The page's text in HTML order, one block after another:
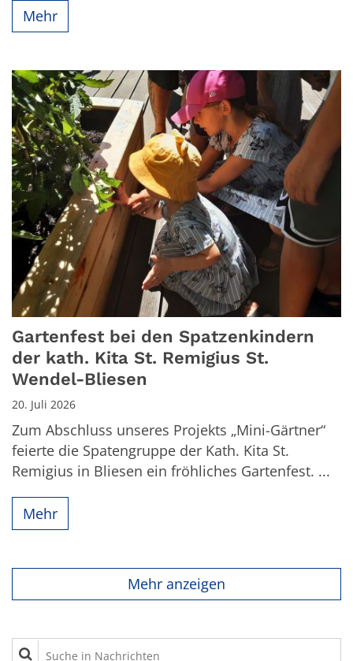
Mehr
Gartenfest bei den Spatzenkindern
der kath. Kita St. Remigius St.
Wendel-Bliesen
20. Juli 2026
Zum Abschluss unseres Projekts „Mini-Gärtner“
feierte die Spatengruppe der Kath. Kita St.
Remigius in Bliesen ein fröhliches Gartenfest. ...
Mehr
Mehr anzeigen
Suche in Nachrichten